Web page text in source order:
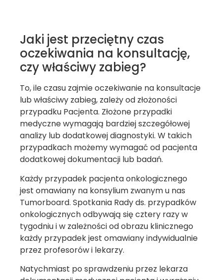
Jaki jest przeciętny czas
oczekiwania na konsultację,
czy właściwy zabieg?
To, ile czasu zajmie oczekiwanie na konsultacje
lub właściwy zabieg, zależy od złożoności
przypadku Pacjenta. Złożone przypadki
medyczne wymagają bardziej szczegółowej
analizy lub dodatkowej diagnostyki. W takich
przypadkach możemy wymagać od pacjenta
dodatkowej dokumentacji lub badań.
Każdy przypadek pacjenta onkologicznego
jest omawiany na konsylium zwanym u nas
Tumorboard. Spotkania Rady ds. przypadków
onkologicznych odbywają się cztery razy w
tygodniu i w zależności od obrazu klinicznego
każdy przypadek jest omawiany indywidualnie
przez profesorów i lekarzy.
Natychmiast po sprawdzeniu przez lekarza